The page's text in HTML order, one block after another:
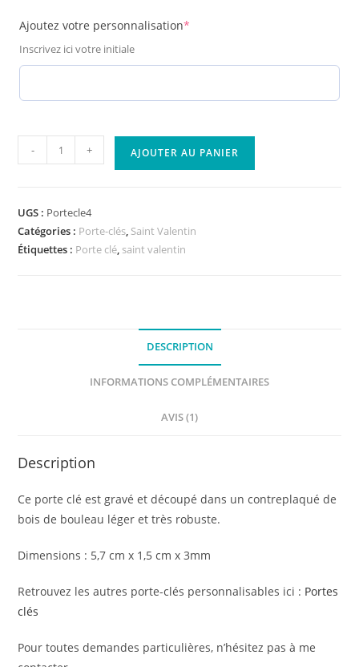
Ajoutez votre personnalisation*
Inscrivez ici votre initiale
quantité
de
personnalisé
bois
- + AJOUTER AU PANIER
UGS : Portecle4
Catégories : Porte-clés, Saint Valentin
Étiquettes : Porte clé, saint valentin
DESCRIPTION
INFORMATIONS COMPLÉMENTAIRES
AVIS (1)
Description
Ce porte clé est gravé et découpé dans un contreplaqué de
bois de bouleau léger et très robuste.
Dimensions : 5,7 cm x 1,5 cm x 3mm
Retrouvez les autres porte-clés personnalisables ici : Portes
clés
Pour toutes demandes particulières, n’hésitez pas à me